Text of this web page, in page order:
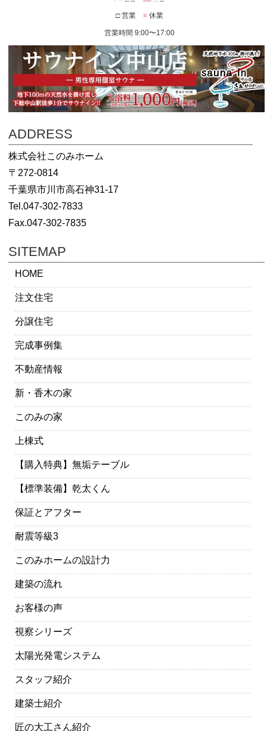
□ 営業 ■ 休業
営業時間 9:00〜17:00
ADDRESS
株式会社このみホーム
〒272-0814
千葉県市川市高石神31-17
Tel.047-302-7833
Fax.047-302-7835
SITEMAP
HOME
注文住宅
分譲住宅
完成事例集
不動産情報
新・香木の家
このみの家
上棟式
【購入特典】無垢テーブル
【標準装備】乾太くん
保証とアフター
耐震等級3
このみホームの設計力
建築の流れ
お客様の声
視察シリーズ
太陽光発電システム
スタッフ紹介
建築士紹介
匠の大工さん紹介